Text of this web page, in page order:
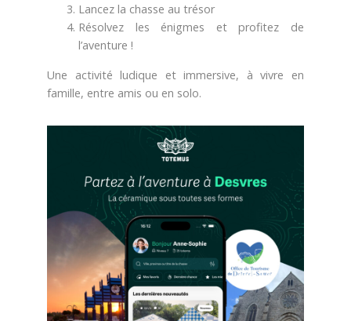
Lancez la chasse au trésor
Résolvez les énigmes et profitez de
l’aventure !
Une activité ludique et immersive, à vivre en
famille, entre amis ou en solo.